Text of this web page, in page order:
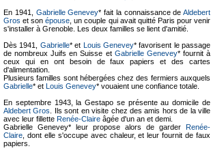
En 1941, Gabrielle Genevey* fait la connaissance de Aldebert
Gros et sonépouse , un couple qui avait quitté Paris pour venir
s'installer à Grenoble. Les deux familles se lient d'amitié.
Dès 1941, Gabrielle* et Louis Genevey* favorisent le passage
de nombreux Juifs en Suisse et Gabrielle Genevey* fournit à
ceux qui en ont besoin de faux papiers et des cartes
d'alimentation.
Plusieurs familles sont hébergées chez des fermiers auxquels
Gabrielle* et Louis Genevey* vouaient une confiance totale.
En septembre 1943, la Gestapo se présente au domicile de
Aldebert Gros
. Ils sont en visite chez des amis hors de la ville
avec leur fillette Renée-Claire âgée d'un an et demi.
Gabrielle Genevey* leur propose alors de garder Renée-
Claire , dont elle s'occupe avec chaleur, et leur fournit de faux
papiers.